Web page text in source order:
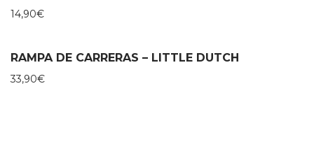
14,90€
RAMPA DE CARRERAS – LITTLE DUTCH
33,90€